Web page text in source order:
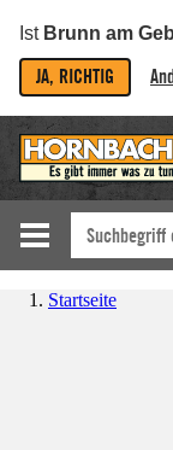
Ist Brunn am
JA, RICHTIG
Startseite